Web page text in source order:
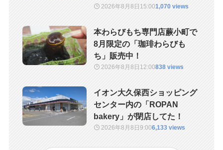
2026年8月8日 15:001,070 views
本わらびもち専門店蕨小町で
8月限定の「珈琲わらびも
ち」販売中！
2026年8月8日 12:00838 views
イオン大久保西ショッピング
センター内の「ROPAN
bakery」が閉店してた！
2026年8月8日 9:006,133 views